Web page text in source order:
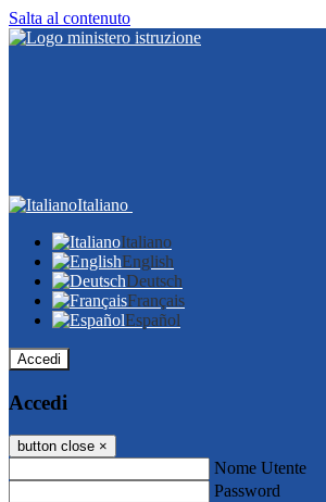
Salta al contenuto
Italiano
Italiano
English
Deutsch
Français
Español
Accedi
Accedi
button close ×
Nome Utente
Password